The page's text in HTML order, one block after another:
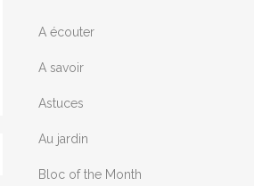
A écouter
A savoir
Astuces
Au jardin
Bloc of the Month